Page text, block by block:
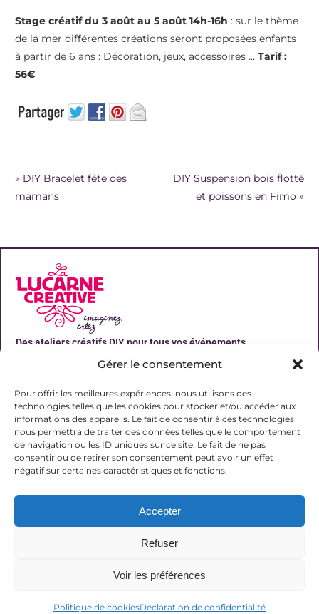
Gérer le consentement
Pour offrir les meilleures expériences, nous utilisons des
technologies telles que les cookies pour stocker et/ou accéder aux
informations des appareils. Le fait de consentir à ces technologies
nous permettra de traiter des données telles que le comportement
de navigation ou les ID uniques sur ce site. Le fait de ne pas
consentir ou de retirer son consentement peut avoir un effet
négatif sur certaines caractéristiques et fonctions.
Accepter
Refuser
Voir les préférences
Politique de cookiesDéclaration de confidentialité
Stage créatif du 3 août au 5 août 14h-16h : sur le thème
de la mer différentes créations seront proposées enfants
à partir de 6 ans : Décoration, jeux, accessoires …Tarif :
56€
« DIY Bracelet fête des
mamans
DIY Suspension bois flotté
et poissons en Fimo »
Des ateliers créatifs DIY pour tous vos événements
Liens utiles
Contact
06 31 19 51 92
contact@lalucarnecreative.fr
77700 Magny le Hongre